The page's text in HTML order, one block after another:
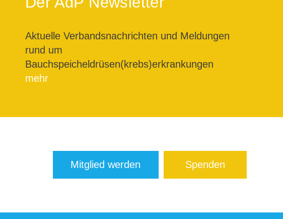
Aktuelle Verbandsnachrichten und Meldungen
rund um
Bauchspeicheldrüsen(krebs)erkrankungen
mehr
Mitglied werden Spenden